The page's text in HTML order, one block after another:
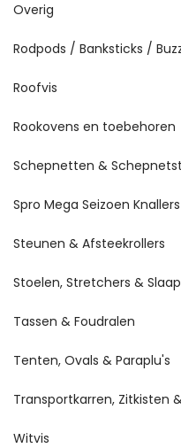
Overig
Rodpods / Banksticks /
Roofvis
Rookovens en toebehoren
Schepnetten &
Spro Mega Seizoen
Steunen & Afsteekrollers
Stoelen, Stretchers &
Tassen & Foudralen
Tenten, Ovals & Paraplu's
Transportkarren, Zitkisten
Witvis